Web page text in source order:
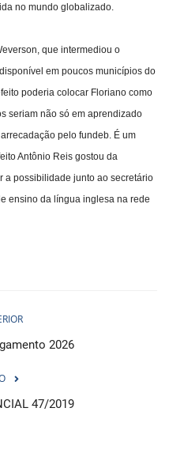
no mundo globalizado.
que intermediou o
em poucos municípios do
poderia colocar Floriano como
seriam não só em aprendizado
pelo fundeb. É um
Antônio Reis gostou da
a possibilidade junto ao secretário
ensino da língua inglesa na rede
2026
47/2019